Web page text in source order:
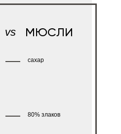
vs МЮСЛИ
сахар
80% злаков